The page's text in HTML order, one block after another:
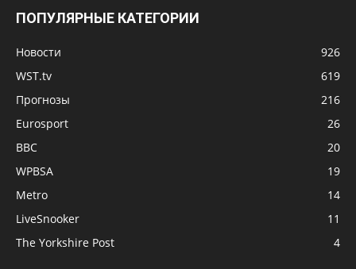
ПОПУЛЯРНЫЕ КАТЕГОРИИ
Новости
926
WST.tv
619
Прогнозы
216
Eurosport
26
BBC
20
WPBSA
19
Metro
14
LiveSnooker
11
The Yorkshire Post
4